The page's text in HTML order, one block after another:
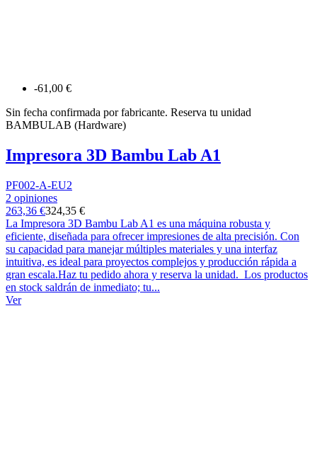
-61,00 €
Sin fecha confirmada por fabricante. Reserva tu unidad
BAMBULAB (Hardware)
Impresora 3D Bambu Lab A1
PF002-A-EU2
2 opiniones
263,36 €324,35 €
La Impresora 3D Bambu Lab A1 es una máquina robusta y
eficiente, diseñada para ofrecer impresiones de alta precisión. Con
su capacidad para manejar múltiples materiales y una interfaz
intuitiva, es ideal para proyectos complejos y producción rápida a
gran escala.Haz tu pedido ahora y reserva la unidad. Los productos
en stock saldrán de inmediato; tu...
Ver